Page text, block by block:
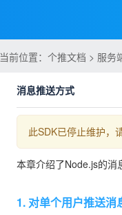
当前位置：个推文档 > 服
消息推送方式
此SDK已停止维护，
本章介绍了Node.js的消
1. 对单个用户推送消